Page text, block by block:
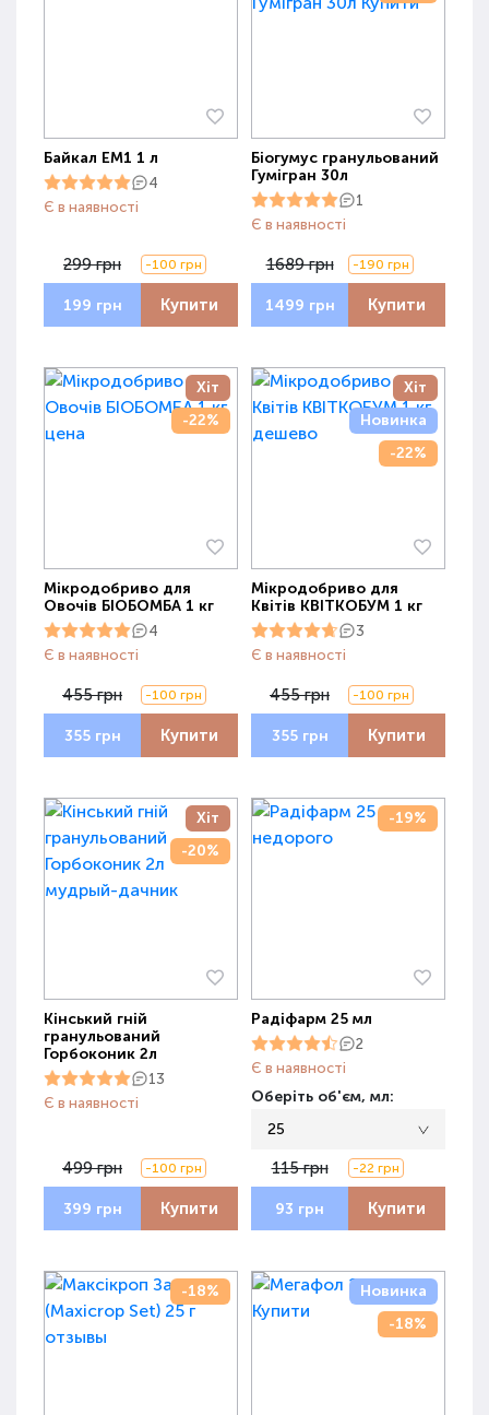
Байкал ЕМ1 1 л
4
Є в наявності
299 грн -100 грн
199 грн Купити
Біогумус гранульований
Гумігран 30л
1
Є в наявності
1689 грн -190 грн
1499 грн Купити
Хіт
-22%
Мікродобриво для
Овочів БІОБОМБА 1 кг
4
Є в наявності
455 грн -100 грн
355 грн Купити
Хіт
Новинка
-22%
Мікродобриво для
Квітів КВІТКОБУМ 1 кг
3
Є в наявності
455 грн -100 грн
355 грн Купити
Хіт
-20%
Кінський гній
гранульований
Горбоконик 2л
13
Є в наявності
499 грн -100 грн
399 грн Купити
-19%
Радіфарм 25 мл
2
Є в наявності
Оберіть об'єм, мл:
25
115 грн -22 грн
93 грн Купити
-18%
Новинка
-18%